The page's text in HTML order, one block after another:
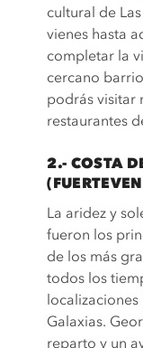
cultural de
vienes hasta
completar la
cercano
podrás visitar
restaurantes
2.- COSTA
La aridez y
fueron los
de los más
todos los
Galaxias.
reparto y un